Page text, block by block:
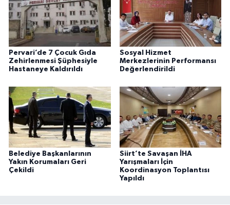
Pervari’de 7 Çocuk Gıda
Zehirlenmesi Şüphesiyle
Hastaneye Kaldırıldı
Sosyal Hizmet
Merkezlerinin Performansı
Değerlendirildi
Belediye Başkanlarının
Yakın Korumaları Geri
Çekildi
Siirt’te Savaşan İHA
Yarışmaları İçin
Koordinasyon Toplantısı
Yapıldı